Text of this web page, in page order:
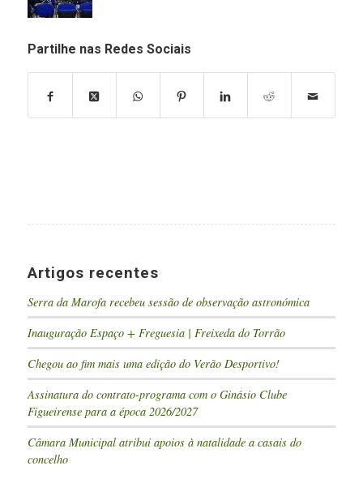
Partilhe nas Redes Sociais
Artigos recentes
Serra da Marofa recebeu sessão de observação astronómica
Inauguração Espaço + Freguesia | Freixeda do Torrão
Chegou ao fim mais uma edição do Verão Desportivo!
Assinatura do contrato-programa com o Ginásio Clube
Figueirense para a época 2026/2027
Câmara Municipal atribui apoios à natalidade a casais do
concelho